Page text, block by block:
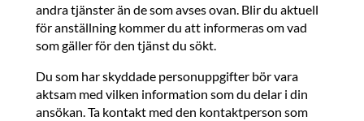
andra tjänster än de som avses ovan. Blir du aktuell
för anställning kommer du att informeras om vad
som gäller för den tjänst du sökt.
Du som har skyddade personuppgifter bör vara
aktsam med vilken information som du delar i din
ansökan. Ta kontakt med den kontaktperson som